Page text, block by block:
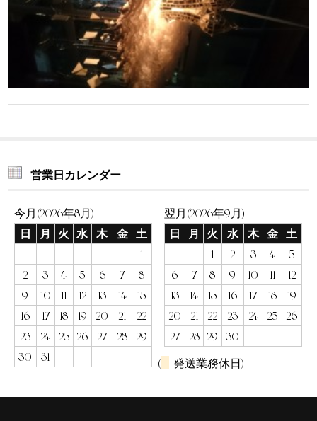
営業日カレンダー
今月(2026年8月)
日
月 火 水 木 金
土
1
2
3 4 5 6 7
8
9
10 11 12 13 14
15
16
17 18 19 20 21
22
23
24 25 26 27 28
29
30
31
翌月(2026年9月)
日
月 火 水 木 金
土
1
2 3 4
5
6
7 8 9 10 11
12
13
14 15 16 17 18
19
20
21 22 23 24 25
26
27
28 29
30
(
発送業務休日)